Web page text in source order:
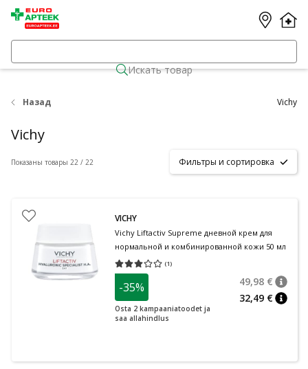
Искать товар
Назад Vichy
Vichy
Показаны товары 22 / 22 Фильтры и сортировка
VICHY
Vichy Liftactiv Supreme дневной крем для
нормальной и комбинированной кожи 50 мл
(1)
Средняя оценка 3.00
-35%
Osta 2 kampaaniatoodet ja
saa allahindlus
49,98 €
32,49 €